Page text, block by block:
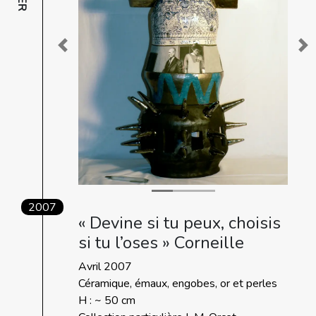
Previous
2007
« Devine si tu peux, choisis
si tu l’oses » Corneille
Avril 2007
Céramique, émaux, engobes, or et perles
H : ~ 50 cm